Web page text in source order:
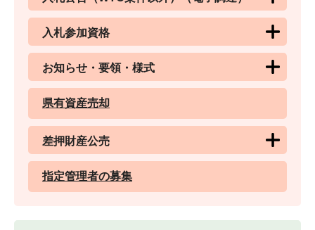
入札参加資格
お知らせ・要領・様式
県有資産売却
差押財産公売
指定管理者の募集